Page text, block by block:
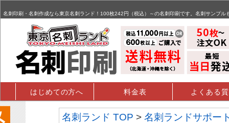
名刺印刷・名刺作成なら東京名刺ランド！100枚242円（税込）～の名刺印刷です。名刺サンプル
はじめての方へ 料金表 よくある
名刺ランド TOP > 名刺ランドサポー